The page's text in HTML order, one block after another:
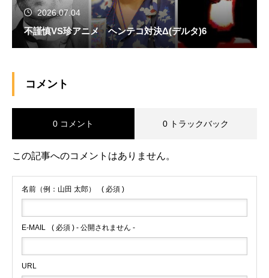
2026.07.04
不謹慎VS珍アニメ ヘンテコ対決Δ(デルタ)6
コメント
0 コメント 0 トラックバック
この記事へのコメントはありません。
名前（例：山田 太郎） ( 必須 )
E-MAIL ( 必須 ) - 公開されません -
URL